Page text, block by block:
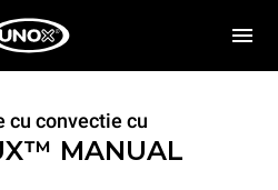
cu convectie cu
MANUAL